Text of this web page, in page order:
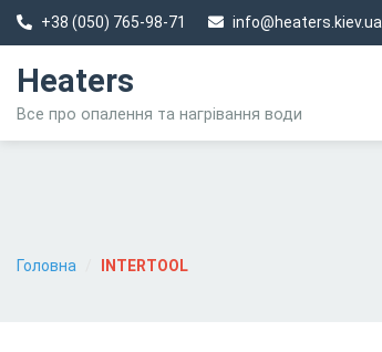
+38 (050) 765-98-71 info@heaters.kiev.ua
Heaters
Все про опалення та нагрівання води
Головна INTERTOOL